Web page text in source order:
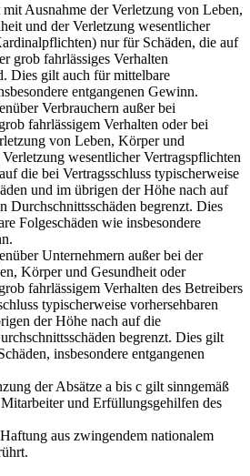
Ausnahme der Verletzung von Leben,
und der Verletzung wesentlicher
nur für Schäden, die auf
grob fahrlässiges Verhalten
Dies gilt auch für mittelbare
entgangenen Gewinn.
Verbrauchern außer bei
fahrlässigem Verhalten oder bei
von Leben, Körper und
wesentlicher Vertragspflichten
die bei Vertragsschluss typischerweise
und im übrigen der Höhe nach auf
Durchschnittsschäden begrenzt. Dies
Folgeschäden wie insbesondere
Unternehmern außer bei der
Körper und Gesundheit oder
fahrlässigem Verhalten des Betreibers
typischerweise vorhersehbaren
der Höhe nach auf die
begrenzt. Dies gilt
insbesondere entgangenen
der Absätze a bis c gilt sinngemäß
und Erfüllungsgehilfen des
aus zwingendem nationalem